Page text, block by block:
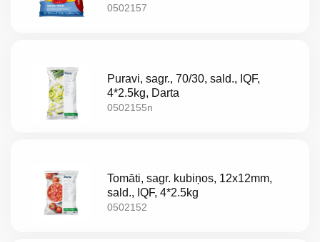
0502157
Puravi, sagr., 70/30, sald., IQF,
4*2.5kg, Darta
0502155n
Tomāti, sagr. kubiņos, 12x12mm,
sald., IQF, 4*2.5kg
0502152
mums
Katalogs
Jaunumi
Aktualitātes